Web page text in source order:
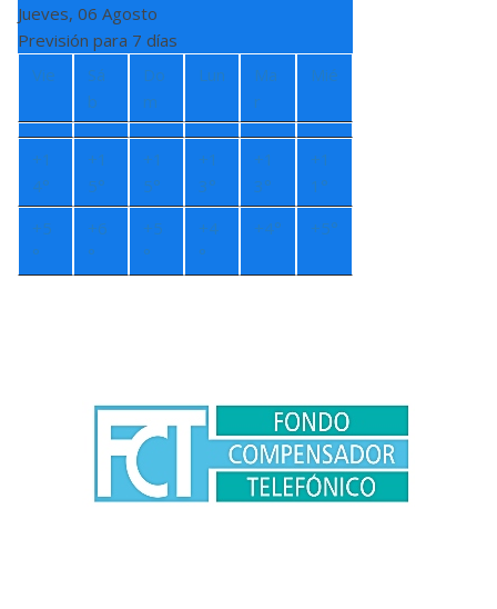
Jueves, 06 Agosto
Previsión para 7 días
Vie
Sá
b
Do
m
Lun
Ma
r
Mié
+1
4°
+1
5°
+1
5°
+1
3°
+1
3°
+1
1°
+5
°
+6
°
+5
°
+4
°
+4° +5°